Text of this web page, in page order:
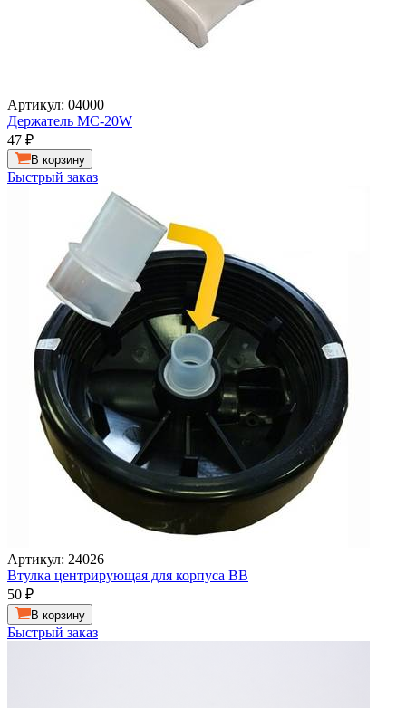
Артикул: 04000
Держатель MC-20W
47 ₽
В корзину
Быстрый заказ
Артикул: 24026
Втулка центрирующая для корпуса ВВ
50 ₽
В корзину
Быстрый заказ